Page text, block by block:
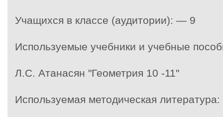
Учащихся в классе (аудитории): — 9
Используемые учебники и учебные
Л.С. Атанасян "Геометрия 10 -11"
Используемая методическая